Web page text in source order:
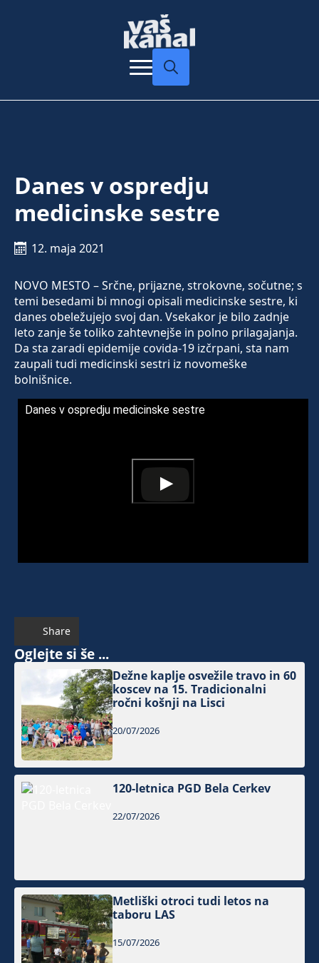
Danes v ospredju
medicinske sestre
12. maja 2021
NOVO MESTO – Srčne, prijazne, strokovne, sočutne; s
temi besedami bi mnogi opisali medicinske sestre, ki
danes obeležujejo svoj dan. Vsekakor je bilo zadnje
leto zanje še toliko zahtevnejše in polno prilagajanja.
Da sta zaradi epidemije covida-19 izčrpani, sta nam
zaupali tudi medicinski sestri iz novomeške
bolnišnice.
Danes v ospredju medicinske sestre
Share
Oglejte si še ...
Dežne kaplje osvežile travo in 60
koscev na 15. Tradicionalni
ročni košnji na Lisci
20/07/2026
120-letnica PGD Bela Cerkev
22/07/2026
Metliški otroci tudi letos na
taboru LAS
15/07/2026